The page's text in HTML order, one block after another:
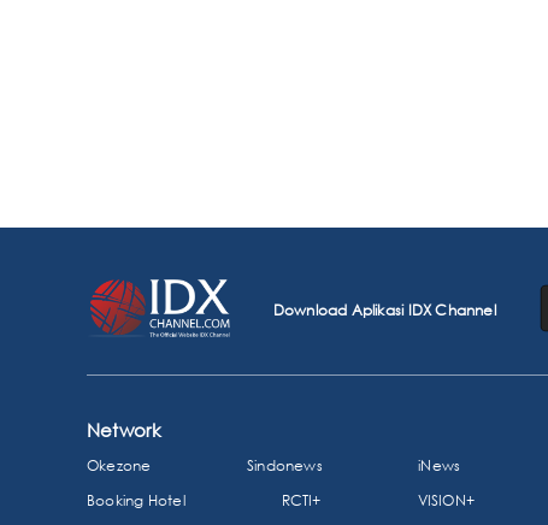
Download Aplikasi IDX Channel
Network
Okezone Sindonews iNews
Booking Hotel
RCTI+ VISION+